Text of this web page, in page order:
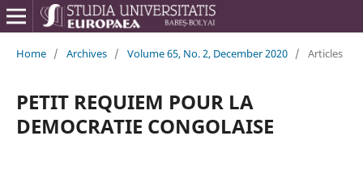
Home / Archives / Volume 65, No. 2, December 2020 / Articles
PETIT REQUIEM POUR LA
DEMOCRATIE CONGOLAISE